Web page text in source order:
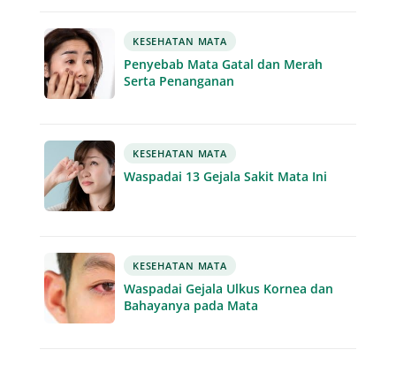
KESEHATAN MATA
Penyebab Mata Gatal dan Merah
Serta Penanganan
KESEHATAN MATA
Waspadai 13 Gejala Sakit Mata Ini
KESEHATAN MATA
Waspadai Gejala Ulkus Kornea dan
Bahayanya pada Mata